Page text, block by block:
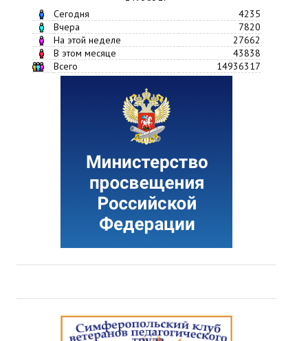
Сегодня
4235
Вчера
7820
На этой неделе
27662
В этом месяце
43838
Всего
14936317